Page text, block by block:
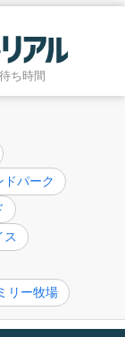
ち時間
ドパーク
ス
リー牧場